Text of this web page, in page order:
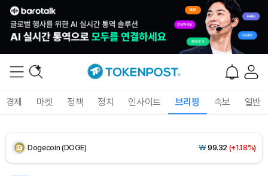
경제 마켓 정책 정치 인사이트 브리핑 속보 일반
Solana (SOL) ₩ 105,135(+1.32%)
Bitcoin (BTC) 92,537,775(+0.84%)